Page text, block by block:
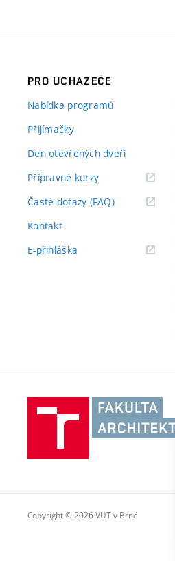
PRO UCHAZEČE
Nabídka programů
Přijímačky
Den otevřených dveří
Přípravné kurzy
Časté dotazy (FAQ)
Kontakt
E-přihláška
Copyright © 2026 VUT v Brně